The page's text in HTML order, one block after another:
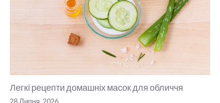
Легкі рецепти домашніх масок для обличчя
28 Липня, 2026